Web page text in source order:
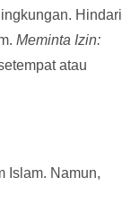
Hindari
Meminta Izin:
atau
Islam. Namun,